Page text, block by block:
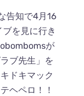
告知で4月16
を見に行き
が
ブ先生」を
ドキマック
ヘペロ！！